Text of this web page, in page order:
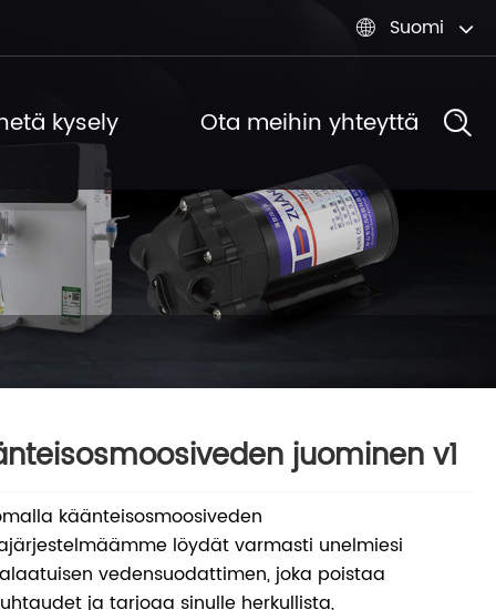
 Suomi
kysely Ota meihin yhteyttä
juominen v1
käänteisosmoosiveden
löydät varmasti unelmiesi
vedensuodattimen, joka poistaa
ja tarjoaa sinulle herkullista,